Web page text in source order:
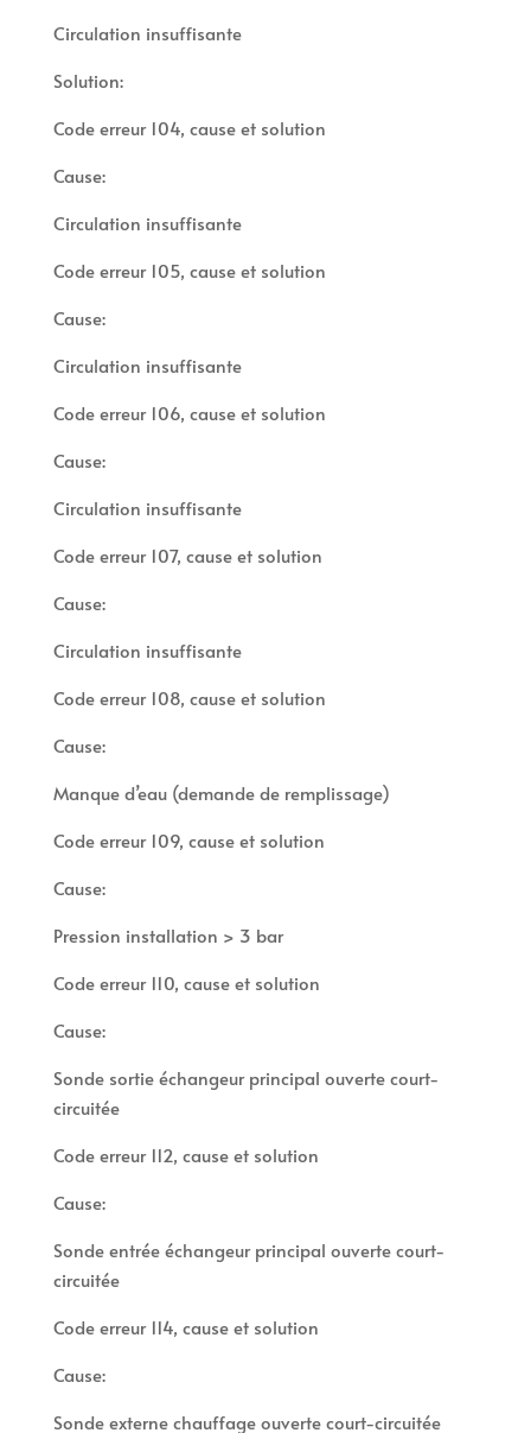
Circulation insuffisante
Solution:
Code erreur 104, cause et solution
Cause:
Circulation insuffisante
Code erreur 105, cause et solution
Cause:
Circulation insuffisante
Code erreur 106, cause et solution
Cause:
Circulation insuffisante
Code erreur 107, cause et solution
Cause:
Circulation insuffisante
Code erreur 108, cause et solution
Cause:
Manque d’eau (demande de remplissage)
Code erreur 109, cause et solution
Cause:
Pression installation > 3 bar
Code erreur 110, cause et solution
Cause:
Sonde sortie échangeur principal ouverte court-
circuitée
Code erreur 112, cause et solution
Cause:
Sonde entrée échangeur principal ouverte court-
circuitée
Code erreur 114, cause et solution
Cause:
Sonde externe chauffage ouverte court-circuitée